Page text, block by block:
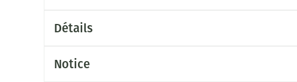
Détails
Notice